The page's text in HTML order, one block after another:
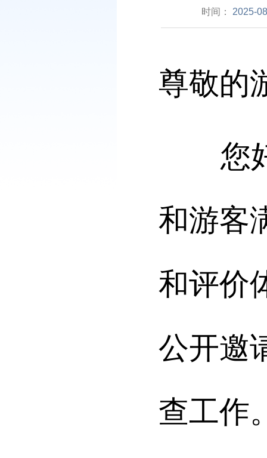
时间： 2025-
尊敬的
您好
和游客
和评价
公开邀
查工作